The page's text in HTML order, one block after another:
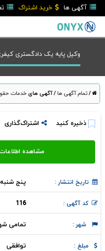
آگهی ها خرید اشتراک
وکیل پایه یک دادگستری
/تمام آگهی ها /آگهی هایخدمات
ذخیره کنید اشتراک‌گذاری
تاریخ انتشار : پنج شنبه 15 مرداد 1405
کد آگهی : 116
شهر : تمامی
مبلغ : توافقی